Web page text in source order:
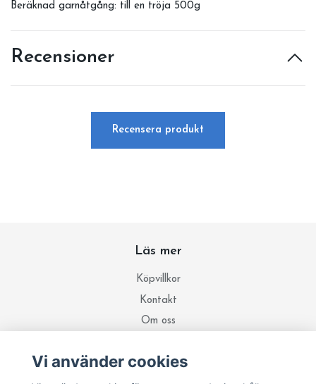
Beräknad garnåtgång: till en tröja 500g
Recensioner
Recensera produkt
Läs mer
Köpvillkor
Kontakt
Om oss
Ricummi
Vi använder cookies